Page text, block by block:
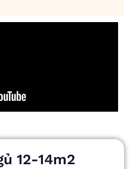
12-14m2